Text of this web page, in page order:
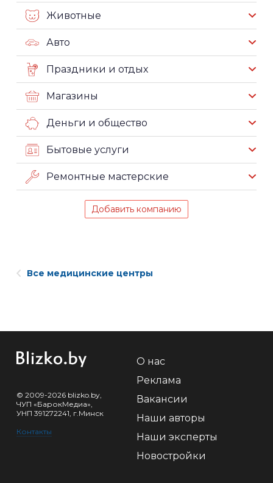
Животные
Авто
Праздники и отдых
Магазины
Деньги и общество
Бытовые услуги
Ремонтные мастерские
Добавить компанию
Все медицинские центры
© 2009-2026 blizko.by,
ЧУП «БарокМедиа»,
УНП 391272241, г.Минск
Контакты
О нас
Реклама
Вакансии
Наши авторы
Наши эксперты
Новостройки